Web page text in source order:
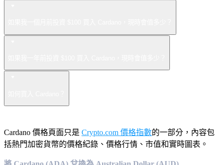
Cardano 價格頁面只是 Crypto.com 價格指數的一部分，內容包
括熱門加密貨幣的價格紀錄、價格行情、市值和實時圖表。